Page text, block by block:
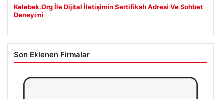
Kelebek.Org İle Dijital İletişimin Sertifikalı Adresi Ve Sohbet
Deneyimi
Son Eklenen Firmalar